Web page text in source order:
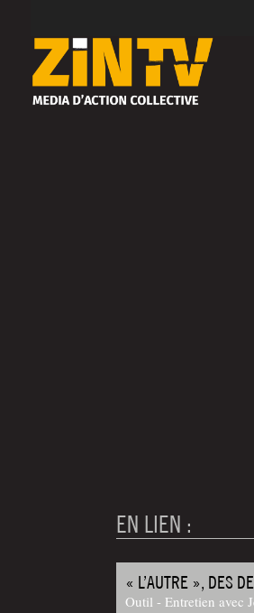
EN LIEN :
« L’AUTRE », DES
Outil - Entretien avec